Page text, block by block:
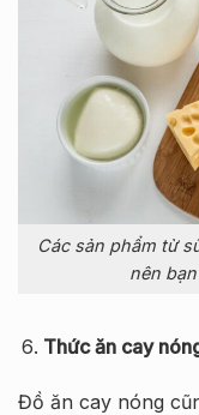
Các sản phẩm từ
nên
Thức ăn cay
Đồ ăn cay nóng